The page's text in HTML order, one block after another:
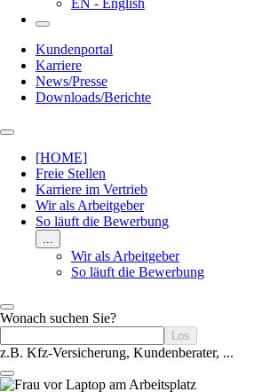
EN - English
Kundenportal
Karriere
News/Presse
Downloads/Berichte
[HOME]
Freie Stellen
Karriere im Vertrieb
Wir als Arbeitgeber
So läuft die Bewerbung
...
Wir als Arbeitgeber
So läuft die Bewerbung
Wonach suchen Sie?
z.B. Kfz-Versicherung, Kundenberater, ...